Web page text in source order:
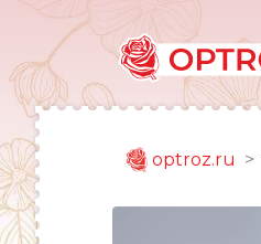
optroz.ru